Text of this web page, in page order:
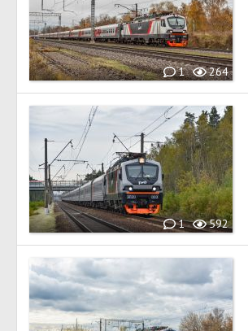
1 264
1 592